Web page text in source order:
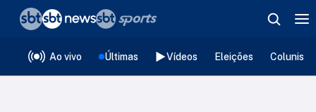
Ao vivo Últimas Vídeos Eleições
❮voltar
Editorias